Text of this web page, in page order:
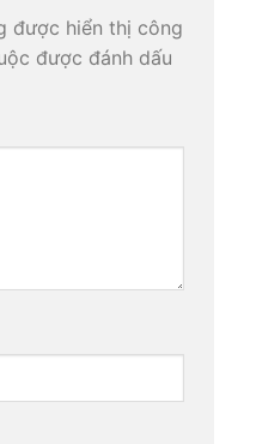
được hiển thị công
được đánh dấu